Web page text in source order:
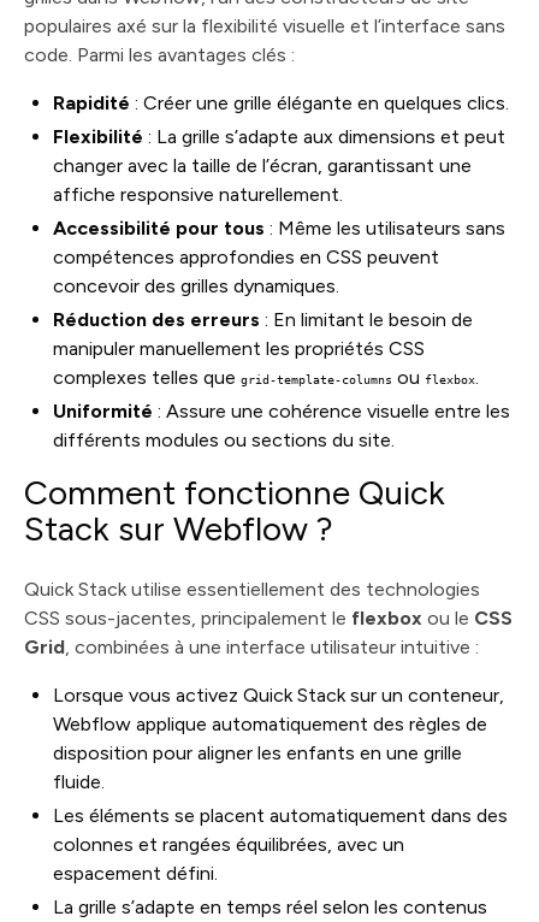
populaires axé sur la flexibilité visuelle et l’interface sans
code. Parmi les avantages clés :
Rapidité : Créer une grille élégante en quelques clics.
Flexibilité : La grille s’adapte aux dimensions et peut
changer avec la taille de l’écran, garantissant une
affiche responsive naturellement.
Accessibilité pour tous : Même les utilisateurs sans
compétences approfondies en CSS peuvent
concevoir des grilles dynamiques.
Réduction des erreurs : En limitant le besoin de
manipuler manuellement les propriétés CSS
complexes telles que grid-template-columns ou flexbox.
Uniformité : Assure une cohérence visuelle entre les
différents modules ou sections du site.
Comment fonctionne Quick
Stack sur Webflow ?
Quick Stack utilise essentiellement des technologies
CSS sous-jacentes, principalement le flexbox ou le CSS
Grid, combinées à une interface utilisateur intuitive :
Lorsque vous activez Quick Stack sur un conteneur,
Webflow applique automatiquement des règles de
disposition pour aligner les enfants en une grille
fluide.
Les éléments se placent automatiquement dans des
colonnes et rangées équilibrées, avec un
espacement défini.
La grille s’adapte en temps réel selon les contenus